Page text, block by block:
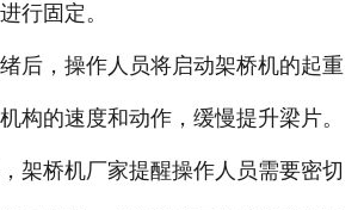
行固定。
，操作人员将启动架桥机的起重
构的速度和动作，缓慢提升梁片。
架桥机厂家提醒操作人员需要密切